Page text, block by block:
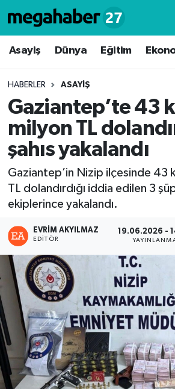
Asayiş Dünya Eğitim
HABERLER ASAYIŞ
Gaziantep’te 43
milyon TL
şahıs yakalandı
Gaziantep’in Nizip ilçesinde 43
TL dolandırdığı iddia edilen 3
ekiplerince yakalandı.
EVRIM AKYILMAZ
EDITÖR
19.06.2026 -
Hava Durumu
Süper Lig Puan Durumu ve
Tüm Manşetler
Son Dakika Haberleri
Haber Arşivi